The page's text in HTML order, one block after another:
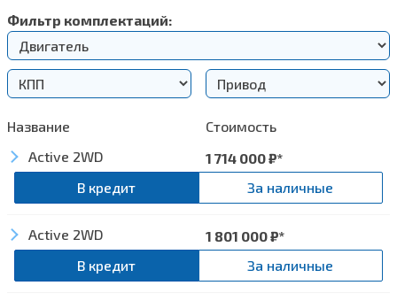
Фильтр комплектаций:
Название
Стоимость
Active 2WD
1 714 000₽*
В кредит
За наличные
Система динамической стабилизации (ESP)
Aнтиблокировочная система (ABS) + Система
Active 2WD 1 801 000₽*
В кредит
За наличные